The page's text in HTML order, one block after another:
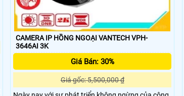
CAMERA IP HỒNG NGOẠI VANTECH VPH-
3646AI 3K
Giá Bán: 30%
Giá gốc: 5,500,000 ₫